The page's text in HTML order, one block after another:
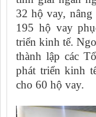
32 hộ vay,
195 hộ vay
triển kinh tế.
thành lập các
phát triển kinh
cho 60 hộ vay.